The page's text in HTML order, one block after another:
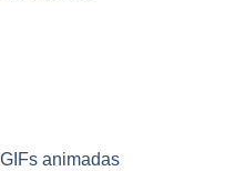
animadas